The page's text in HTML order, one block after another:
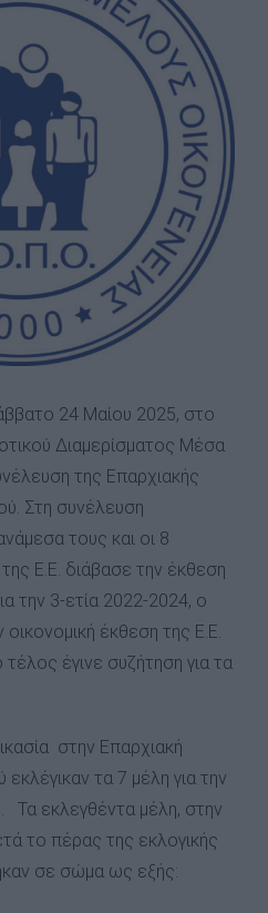
24 Μαίου 2025, στο
Διαμερίσματος Μέσα
της Επαρχιακής
Στη συνέλευση
τους και οι 8
Ε.Ε. διάβασε την έκθεση
την 3-ετία 2022-2024, ο
έκθεση της Ε.Ε.
έγινε συζήτηση για τα
στην Επαρχιακή
τα 7 μέλη για την
Τα εκλεγθέντα μέλη, στην
το πέρας της εκλογικής
σε σώμα ως εξής: